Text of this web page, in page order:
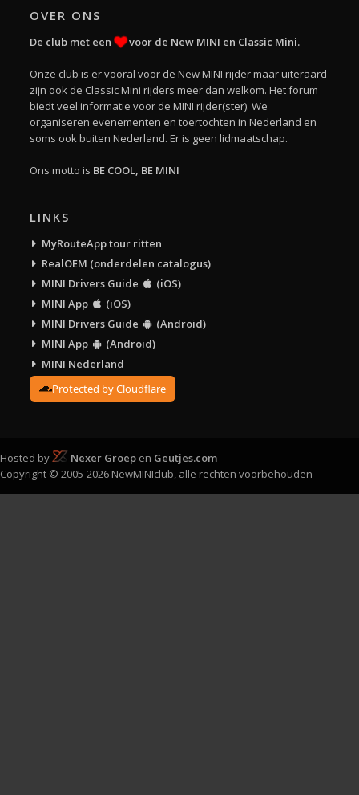
OVER ONS
De club met een voor de New MINI en Classic Mini.
Onze club is er vooral voor de New MINI rijder maar uiteraard
zijn ook de Classic Mini rijders meer dan welkom. Het forum
biedt veel informatie voor de MINI rijder(ster). We
organiseren evenementen en toertochten in Nederland en
soms ook buiten Nederland. Er is geen lidmaatschap.
Ons motto is BE COOL, BE MINI
LINKS
MyRouteApp tour ritten
RealOEM (onderdelen catalogus)
MINI Drivers Guide
(iOS)
MINI App
(iOS)
MINI Drivers Guide
(Android)
MINI App
(Android)
MINI Nederland
Protected by Cloudflare
Hosted by Nexer Groep en Geutjes.com
Copyright © 2005-2026 NewMINIclub, alle rechten voorbehouden